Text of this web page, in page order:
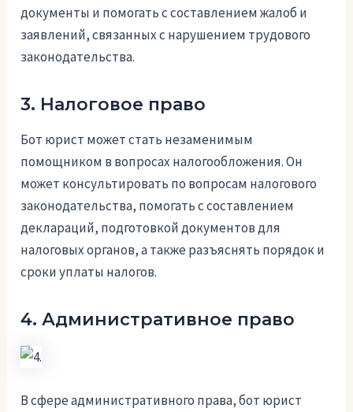
документы и помогать с составлением жалоб и
заявлений, связанных с нарушением трудового
законодательства.
3. Налоговое право
Бот юрист может стать незаменимым
помощником в вопросах налогообложения. Он
может консультировать по вопросам налогового
законодательства, помогать с составлением
деклараций, подготовкой документов для
налоговых органов, а также разъяснять порядок и
сроки уплаты налогов.
4. Административное право
В сфере административного права, бот юрист